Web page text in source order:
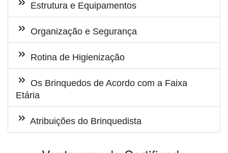
Estrutura e Equipamentos
Organização e Segurança
Rotina de Higienização
Os Brinquedos de Acordo com a Faixa
Etária
Atribuições do Brinquedista